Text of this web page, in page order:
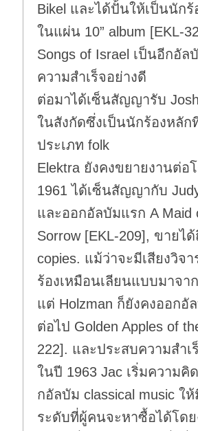
Bikel และได้ปั้นให้เป็นนัก
ในแผ่น 10” album [EKL-
Songs of Israel เป็นอีกอัล
ความสำเร็จอย่างดี
ต่อมาได้เซ็นสัญญารับ
ในสังกัดซึ่งเป็นนักร้องหลัก
ประเภท folk
Elektra ยังคงขยายงานต่อ
1961 ได้เซ็นสัญญากับ
และออกอัลบัมแรก A Maid
Sorrow [EKL-209], ขายไ
copies. แม้ว่าจะมีเสียงวิจ
ร้องเหมือนเลียนแบบมาจา
แต่ Holzman ก็ยังคงออกอั
ต่อไป Golden Apples of
222]. และประสบความสำเ
ในปี 1963 Jac เริ่มความคิ
กอัลบัม classical music ใ
ระดับที่ผู้คนจะหาซื้อได้โดย